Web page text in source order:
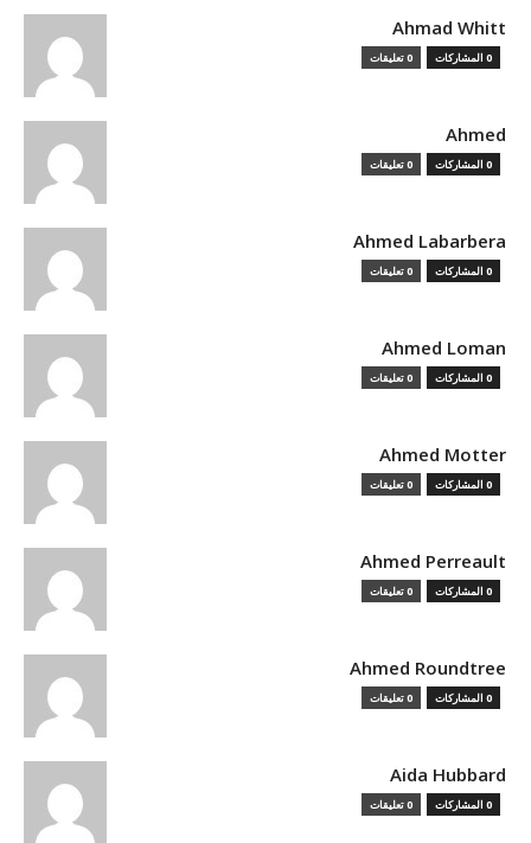
Ahmad Whitt
0 المشاركات 0 تعليقات
Ahmed
0 المشاركات 0 تعليقات
Ahmed Labarbera
0 المشاركات 0 تعليقات
Ahmed Loman
0 المشاركات 0 تعليقات
Ahmed Motter
0 المشاركات 0 تعليقات
Ahmed Perreault
0 المشاركات 0 تعليقات
Ahmed Roundtree
0 المشاركات 0 تعليقات
Aida Hubbard
0 المشاركات 0 تعليقات